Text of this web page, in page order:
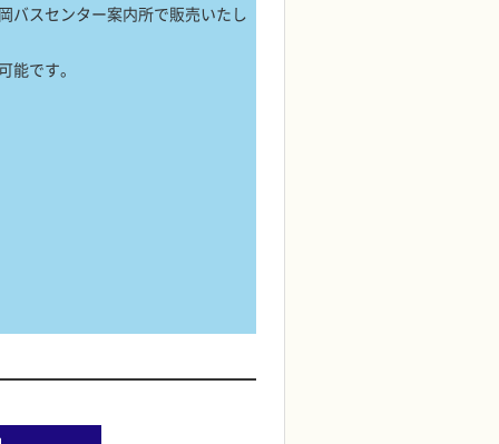
バスセンター案内所で販売いたし
です。